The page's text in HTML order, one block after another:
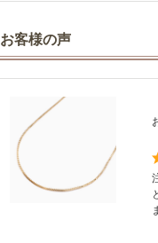
お客様の声